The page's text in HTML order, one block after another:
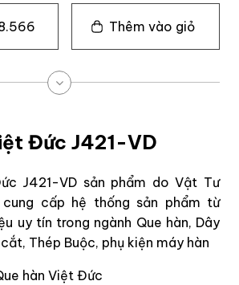
Thêm vào giỏ
Đức J421-VD
J421-VD sản phẩm do Vật Tư
cung cấp hệ thống sản phẩm từ
uy tín trong ngành Que hàn, Dây
Thép Buộc, phụ kiện máy hàn
hàn Việt Đức